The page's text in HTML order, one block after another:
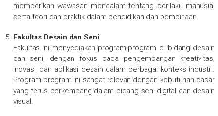
memberikan wawasan mendalam tentang perilaku manusia,
serta teori dan praktik dalam pendidikan dan pembinaan.
Fakultas Desain dan Seni
Fakultas ini menyediakan program-program di bidang desain
dan seni, dengan fokus pada pengembangan kreativitas,
inovasi, dan aplikasi desain dalam berbagai konteks industri.
Program-program ini sangat relevan dengan kebutuhan pasar
yang terus berkembang dalam bidang seni digital dan desain
visual.